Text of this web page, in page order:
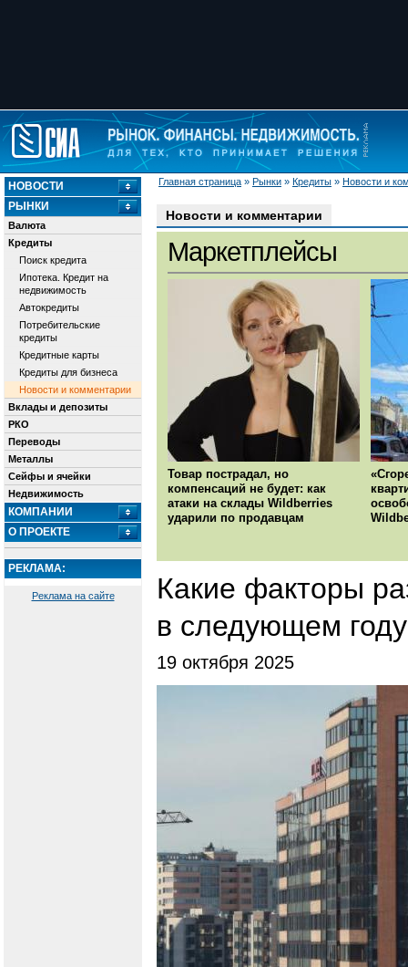
Главная страница » Рынки » Кредиты » Новости и
НОВОСТИ
РЫНКИ
Валюта
Кредиты
Поиск кредита
Ипотека. Кредит на
недвижимость
Автокредиты
Потребительские
кредиты
Кредитные карты
Кредиты для бизнеса
Новости и комментарии
Вклады и депозиты
РКО
Переводы
Металлы
Сейфы и ячейки
Недвижимость
КОМПАНИИ
О ПРОЕКТЕ
РЕКЛАМА:
Реклама на сайте
Новости и комментарии
Маркетплейсы
Товар пострадал, но
компенсаций не будет: как
атаки на склады Wildberries
ударили по продавцам
Какие факторы
в следующем
19 октября 2025